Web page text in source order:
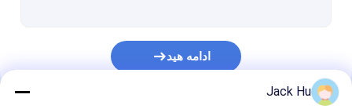
ادامه هید
Jack Hu